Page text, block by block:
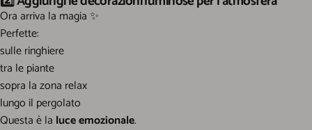
Ora arriva la magia✨
Perfette:
sulle ringhiere
tra le piante
sopra la zona relax
lungo il pergolato
Questa è la luce emozionale.